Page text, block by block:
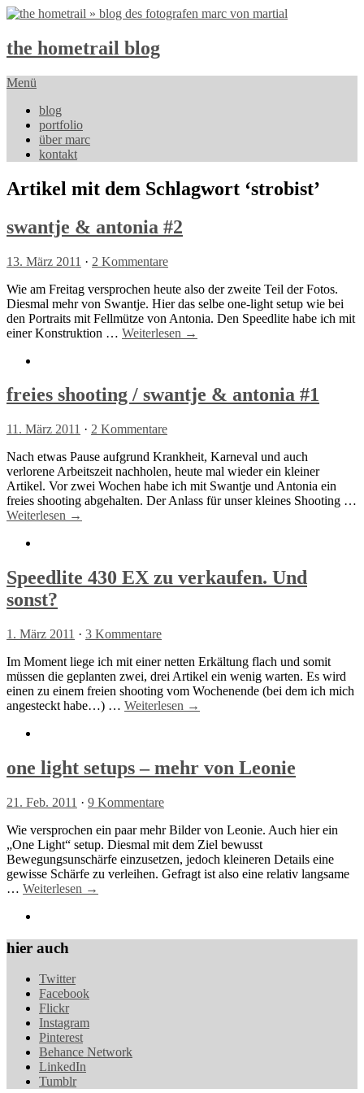
the hometrail blog
Menü
blog
portfolio
über marc
kontakt
Artikel mit dem Schlagwort ‘strobist’
swantje & antonia #2
13. März 2011 · 2 Kommentare
Wie am Freitag versprochen heute also der zweite Teil der Fotos.
Diesmal mehr von Swantje. Hier das selbe one-light setup wie bei
den Portraits mit Fellmütze von Antonia. Den Speedlite habe ich mit
einer Konstruktion … Weiterlesen →
freies shooting / swantje & antonia #1
11. März 2011 · 2 Kommentare
Nach etwas Pause aufgrund Krankheit, Karneval und auch
verlorene Arbeitszeit nachholen, heute mal wieder ein kleiner
Artikel. Vor zwei Wochen habe ich mit Swantje und Antonia ein
freies shooting abgehalten. Der Anlass für unser kleines Shooting …
Weiterlesen →
Speedlite 430 EX zu verkaufen. Und
sonst?
1. März 2011 · 3 Kommentare
Im Moment liege ich mit einer netten Erkältung flach und somit
müssen die geplanten zwei, drei Artikel ein wenig warten. Es wird
einen zu einem freien shooting vom Wochenende (bei dem ich mich
angesteckt habe…) … Weiterlesen →
one light setups – mehr von Leonie
21. Feb. 2011 · 9 Kommentare
Wie versprochen ein paar mehr Bilder von Leonie. Auch hier ein
„One Light“ setup. Diesmal mit dem Ziel bewusst
Bewegungsunschärfe einzusetzen, jedoch kleineren Details eine
gewisse Schärfe zu verleihen. Gefragt ist also eine relativ langsame
… Weiterlesen →
hier auch
Twitter
Facebook
Flickr
Instagram
Pinterest
Behance Network
LinkedIn
Tumblr